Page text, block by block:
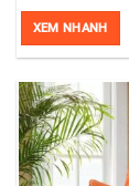
XEM NHANH